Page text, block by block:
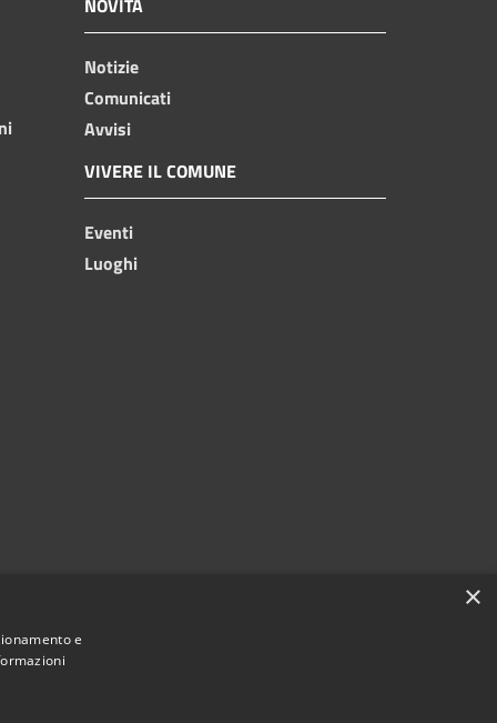
NOVITÀ
Notizie
Comunicati
Avvisi
VIVERE IL COMUNE
Eventi
Luoghi
×
e